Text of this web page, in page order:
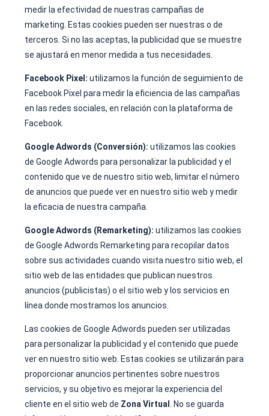
medir la efectividad de nuestras campañas de
marketing. Estas cookies pueden ser nuestras o de
terceros. Si no las aceptas, la publicidad que se muestre
se ajustará en menor medida a tus necesidades.
Facebook Pixel:utilizamos la función de seguimiento de
Facebook Pixel para medir la eficiencia de las campañas
en las redes sociales, en relación con la plataforma de
Facebook.
Google Adwords (Conversión): utilizamos las cookies
de Google Adwords para personalizar la publicidad y el
contenido que ve de nuestro sitio web, limitar el número
de anuncios que puede ver en nuestro sitio web y medir
la eficacia de nuestra campaña.
Google Adwords (Remarketing): utilizamos las cookies
de Google Adwords Remarketing para recopilar datos
sobre sus actividades cuando visita nuestro sitio web, el
sitio web de las entidades que publican nuestros
anuncios (publicistas) o el sitio web y los servicios en
línea donde mostramos los anuncios.
Las cookies de Google Adwords pueden ser utilizadas
para personalizar la publicidad y el contenido que puede
ver en nuestro sitio web. Estas cookies se utilizarán para
proporcionar anuncios pertinentes sobre nuestros
servicios, y su objetivo es mejorar la experiencia del
cliente en el sitio web de Zona Virtual
. No se guarda